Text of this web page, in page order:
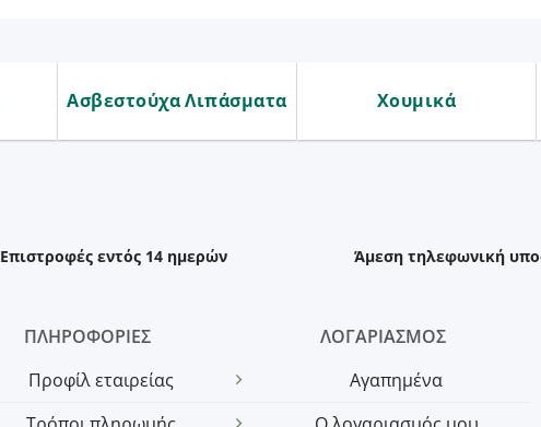
Ασβεστούχα Λιπάσματα Χουμικά
Επιστροφές εντός 14 ημερών Άμεση τηλεφωνική
ΠΛΗΡΟΦΟΡΙΕΣ
Προφίλ εταιρείας
ΛΟΓΑΡΙΑΣΜΟΣ
Αγαπημένα